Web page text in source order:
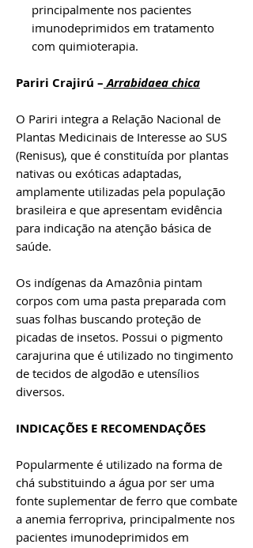
principalmente nos pacientes
imunodeprimidos em tratamento
com quimioterapia.
Pariri Crajirú –Arrabidaea chica
O Pariri integra a Relação Nacional de
Plantas Medicinais de Interesse ao SUS
(Renisus), que é constituída por plantas
nativas ou exóticas adaptadas,
amplamente utilizadas pela população
brasileira e que apresentam evidência
para indicação na atenção básica de
saúde.
Os indígenas da Amazônia pintam
corpos com uma pasta preparada com
suas folhas buscando proteção de
picadas de insetos. Possui o pigmento
carajurina que é utilizado no tingimento
de tecidos de algodão e utensílios
diversos.
INDICAÇÕES E RECOMENDAÇÕES
Popularmente é utilizado na forma de
chá substituindo a água por ser uma
fonte suplementar de ferro que combate
a anemia ferropriva, principalmente nos
pacientes imunodeprimidos em